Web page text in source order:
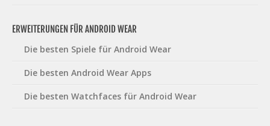
ERWEITERUNGEN FÜR ANDROID WEAR
Die besten Spiele für Android Wear
Die besten Android Wear Apps
Die besten Watchfaces für Android Wear